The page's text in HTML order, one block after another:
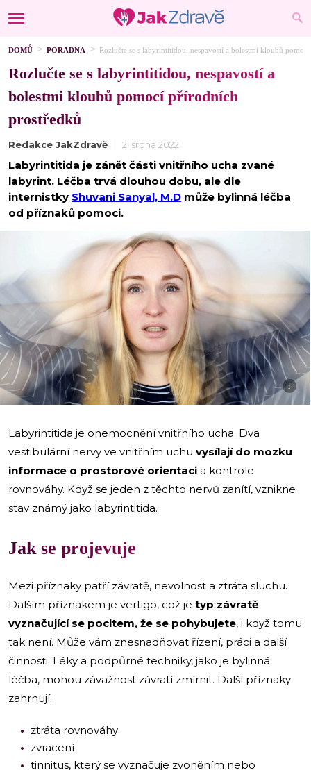
DOMŮ PORADNA Rozlučte se s labyrintitidou, nespavostí a bolestmi kloubů
Rozlučte se s labyrintitidou, nespavostí a
bolestmi kloubů pomocí přírodních
prostředků
Redakce JakZdravě 2. srpna 2022
Labyrintitida je zánět části vnitřního ucha zvané
labyrint. Léčba trvá dlouhou dobu, ale dle
internistky Shuvani Sanyal, M.D může bylinná léčba
od příznaků pomoci.
i
Labyrintitida je onemocnění vnitřního ucha. Dva
vestibulární nervy ve vnitřním uchu vysílají do mozku
informace o prostorové orientaci a kontrole
rovnováhy. Když se jeden z těchto nervů zanítí, vznikne
stav známý jako labyrintitida.
Jak se projevuje
Mezi příznaky patří závratě, nevolnost a ztráta sluchu.
Dalším příznakem je vertigo, což je typ závratě
vyznačující se pocitem, že se pohybujete, i když tomu
tak není. Může vám znesnadňovat řízení, práci a další
činnosti. Léky a podpůrné techniky, jako je bylinná
léčba, mohou závažnost závratí zmírnit. Další příznaky
zahrnují:
ztráta rovnováhy
zvracení
tinnitus, který se vyznačuje zvoněním nebo